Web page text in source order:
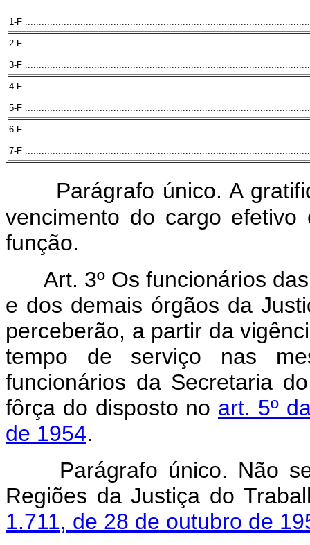
1-F
2-F
3-F
4-F
5-F
6-F
7-F
Parágrafo único. A
vencimento do cargo
função.
Art. 3º Os funcionários
e dos demais órgãos da
perceberão, a partir da
tempo de serviço nas
funcionários da Secretaria
fôrça do disposto no art. 5º
de 1954.
Parágrafo único. Não
Regiões da Justiça do
1.711, de 28 de outubro de